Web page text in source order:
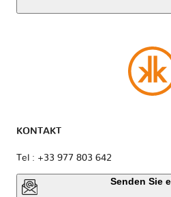
KONTAKT
Tel : +33 977 803 642
Senden Sie